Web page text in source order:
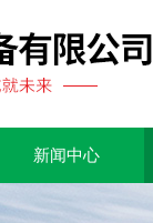
新闻中心